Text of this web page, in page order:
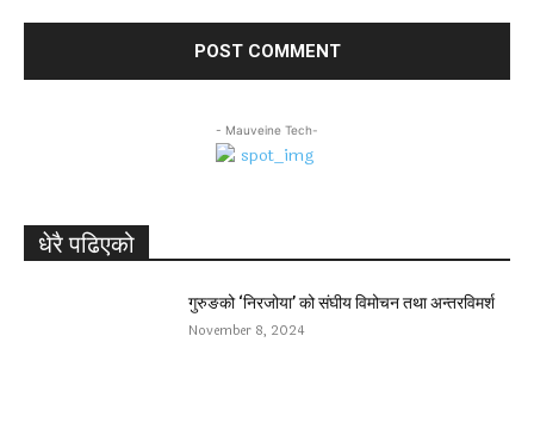
- Mauveine Tech-
धेरै पढिएको
गुरुङको ‘निरजोया’ को संघीय विमोचन तथा अन्तरविमर्श
November 8, 2024